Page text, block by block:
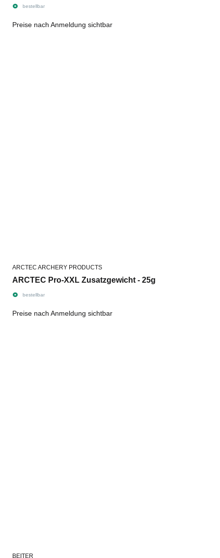
bestellbar
Preise nach Anmeldung sichtbar
ARCTEC ARCHERY PRODUCTS
ARCTEC Pro-XXL Zusatzgewicht - 25g
bestellbar
Preise nach Anmeldung sichtbar
BEITER